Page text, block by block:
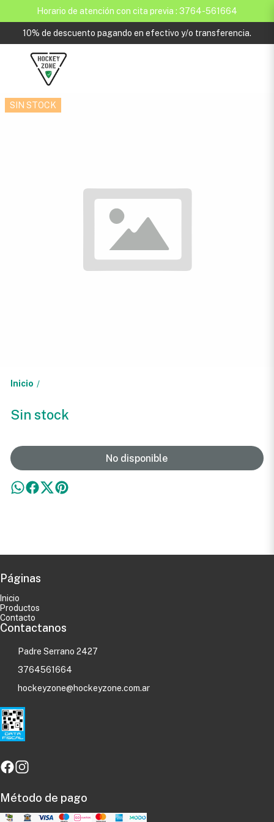
Horario de atención con cita previa : 3764-561664
10% de descuento pagando en efectivo y/o transferencia.
SIN STOCK
Inicio /
Sin stock
No disponible
Páginas
Inicio
Productos
Contacto
Contactanos
Padre Serrano 2427
3764561664
hockeyzone@hockeyzone.com.ar
Método de pago